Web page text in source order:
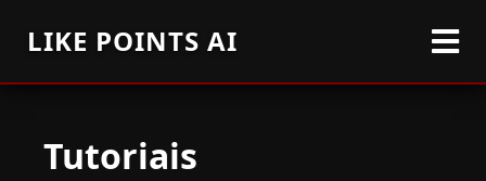
LIKE POINTS AI
Tutoriais